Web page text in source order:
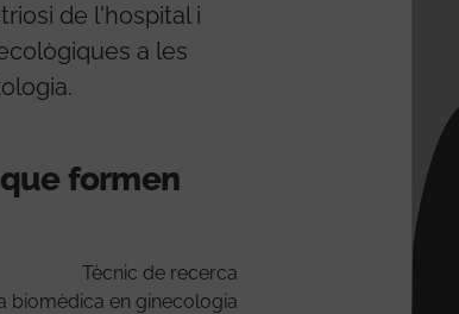
de l'hospital i
a les
formen
Tècnic de recerca
biomèdica en ginecologia